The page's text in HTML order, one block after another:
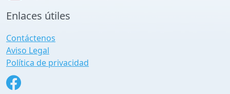
Enlaces útiles
Contáctenos
Aviso Legal
Política de privacidad